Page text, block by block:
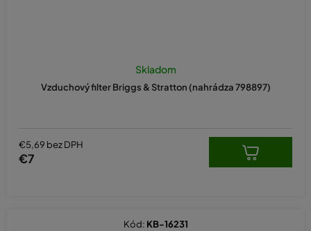
Vzduchový filter Briggs & Stratton (nahrádza 798897)
Skladom
€5,69 bez DPH
€7
Kód: KB-16231